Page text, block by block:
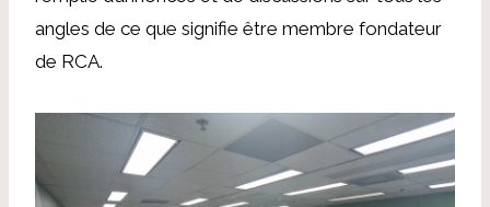
angles de ce que signifie être membre fondateur
de RCA.